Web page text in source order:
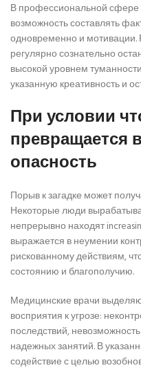
В профессиональной сфере
возможность составлять
одновременно и мотивации.
регулярно сознательно
высокой уровнем
указанную креативность и
При условии
превращается
опасность
Порыв к загадке может
Некоторые люди
непрерывно находят
выражается в неумении
рискованному действиям,
состоянию и благополучию.
Медицинские врачи
восприятия к угрозе:
последствий,
надежных занятий. В
содействие с целью